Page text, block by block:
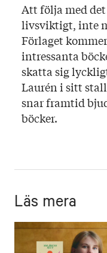
Att följa med
livsviktigt, inte
Förlaget
intressanta
skatta sig
Laurén i sitt
snar framtid
böcker.
Läs mera